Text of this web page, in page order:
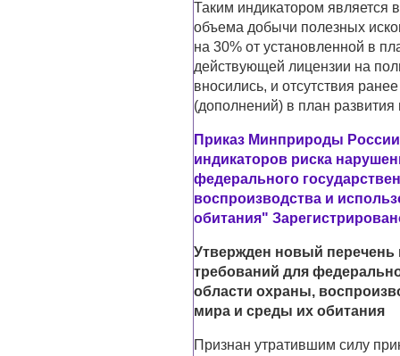
Таким индикатором является
объема добычи полезных
на 30% от установленной в
действующей лицензии на
вносились, и отсутствия
(дополнений) в план развития
Приказ Минприроды России
индикаторов риска
федерального
воспроизводства и
обитания"
Утвержден новый перечень
требований для
области охраны,
мира и среды их обитания
Признан утратившим силу